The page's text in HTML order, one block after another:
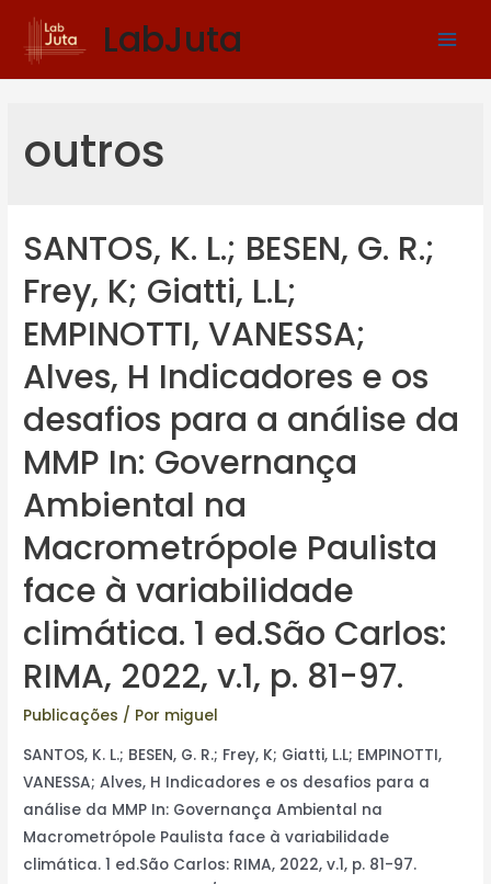
LabJuta
outros
SANTOS, K. L.; BESEN, G. R.;
Frey, K; Giatti, L.L;
EMPINOTTI, VANESSA;
Alves, H Indicadores e os
desafios para a análise da
MMP In: Governança
Ambiental na
Macrometrópole Paulista
face à variabilidade
climática. 1 ed.São Carlos:
RIMA, 2022, v.1, p. 81-97.
Publicações / Por miguel
SANTOS, K. L.; BESEN, G. R.; Frey, K; Giatti, L.L; EMPINOTTI,
VANESSA; Alves, H Indicadores e os desafios para a
análise da MMP In: Governança Ambiental na
Macrometrópole Paulista face à variabilidade
climática. 1 ed.São Carlos: RIMA, 2022, v.1, p. 81-97.